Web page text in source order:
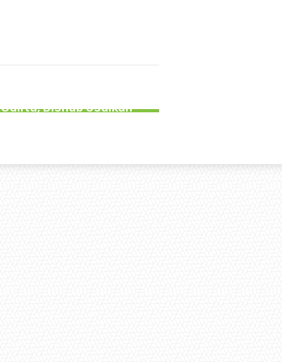
Gulita, Dishub Usulkan